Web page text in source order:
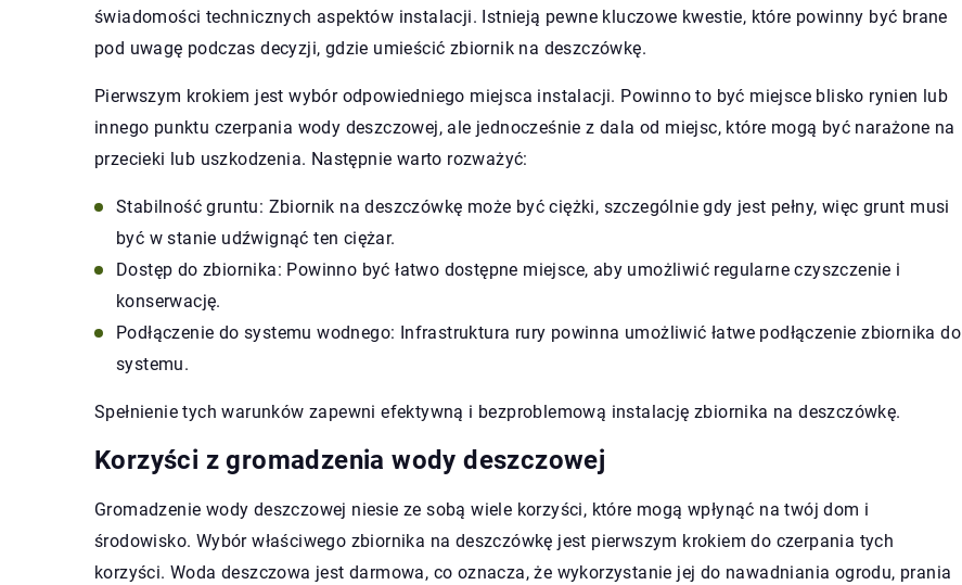
świadomości technicznych aspektów instalacji. Istnieją pewne kluczowe kwestie, które powinny być brane
pod uwagę podczas decyzji, gdzie umieścić zbiornik na deszczówkę.
Pierwszym krokiem jest wybór odpowiedniego miejsca instalacji. Powinno to być miejsce blisko rynien lub
innego punktu czerpania wody deszczowej, ale jednocześnie z dala od miejsc, które mogą być narażone na
przecieki lub uszkodzenia. Następnie warto rozważyć:
Stabilność gruntu: Zbiornik na deszczówkę może być ciężki, szczególnie gdy jest pełny, więc grunt musi
być w stanie udźwignąć ten ciężar.
Dostęp do zbiornika: Powinno być łatwo dostępne miejsce, aby umożliwić regularne czyszczenie i
konserwację.
Podłączenie do systemu wodnego: Infrastruktura rury powinna umożliwić łatwe podłączenie zbiornika do
systemu.
Spełnienie tych warunków zapewni efektywną i bezproblemową instalację zbiornika na deszczówkę.
Korzyści z gromadzenia wody deszczowej
Gromadzenie wody deszczowej niesie ze sobą wiele korzyści, które mogą wpłynąć na twój dom i
środowisko. Wybór właściwego zbiornika na deszczówkę jest pierwszym krokiem do czerpania tych
korzyści. Woda deszczowa jest darmowa, co oznacza, że wykorzystanie jej do nawadniania ogrodu, prania